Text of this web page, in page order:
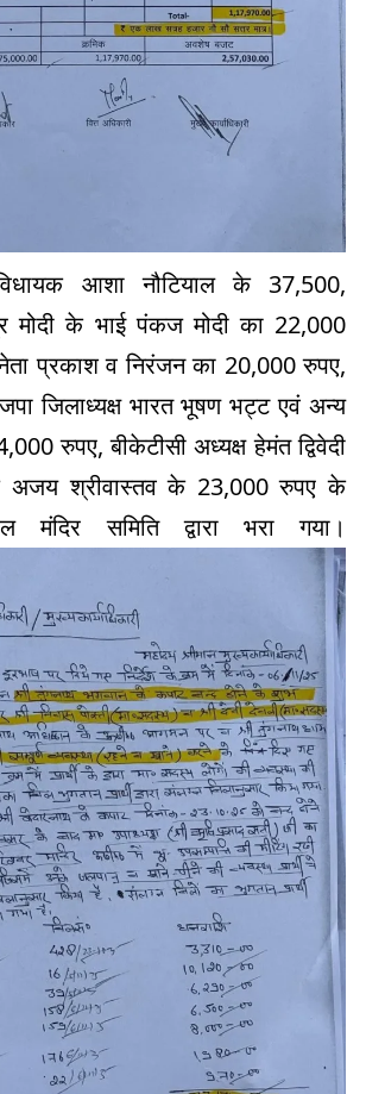
आशा नौटियाल के 37,500,
मोदी के भाई पंकज मोदी का 22,000
प्रकाश व निरंजन का 20,000 रुपए,
जिलाध्यक्ष भारत भूषण भट्ट एवं अन्य
रुपए, बीकेटीसी अध्यक्ष हेमंत द्विवेदी
अजय श्रीवास्तव के 23,000 रुपए के
समिति द्वारा भरा गया।